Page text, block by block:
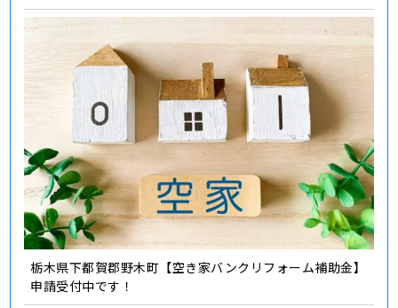
栃木県下都賀郡野木町【空き家バンクリフォーム補助金】
申請受付中です！